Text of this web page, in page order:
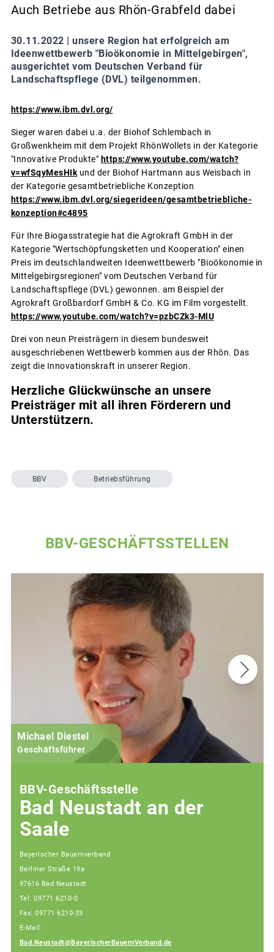
Auch Betriebe aus Rhön-Grabfeld dabei
30.11.2022 | unsere Region hat erfolgreich am
Ideenwettbewerb "Bioökonomie in Mittelgebirgen",
ausgerichtet vom Deutschen Verband für
Landschaftspflege (DVL) teilgenommen.
https://www.ibm.dvl.org/
Sieger waren dabei u.a. der Biohof Schlembach in
Großwenkheim mit dem Projekt RhönWollets in der Kategorie
"Innovative Produkte" https://www.youtube.com/watch?
v=wfSqyMesHIk und der Biohof Hartmann aus Weisbach in
der Kategorie gesamtbetriebliche Konzeption
https://www.ibm.dvl.org/siegerideen/gesamtbetriebliche-
konzeption#c4895
Für Ihre Biogasstrategie hat die Agrokraft GmbH in der
Kategorie "Wertschöpfungsketten und Kooperation" einen
Preis im deutschlandweiten Ideenwettbewerb "Bioökonomie in
Mittelgebirgsregionen" vom Deutschen Verband für
Landschaftspflege (DVL) gewonnen. am Beispiel der
Agrokraft Großbardorf GmbH & Co. KG im Film vorgestellt.
https://www.youtube.com/watch?v=pzbCZk3-MlU
Drei von neun Preisträgern in diesem bundesweit
ausgeschriebenen Wettbewerb kommen aus der Rhön. Das
zeigt die Innovationskraft in unserer Region.
Herzliche Glückwünsche an unsere
Preisträger mit all ihren Förderern und
Unterstützern.
BBV Betriebsführung
BBV-GESCHÄFTSSTELLEN
Michael Diestel
Geschäftsführer
BBV-Geschäftsstelle
Bad Neustadt an der
Saale
Bayerischer Bauernverband
Berliner Straße 19a
97616 Bad Neustadt
Tel: 09771 6210-0
Fax: 09771 6210-33
E-Mail:
Bad.Neustadt@BayerischerBauernVerband.de